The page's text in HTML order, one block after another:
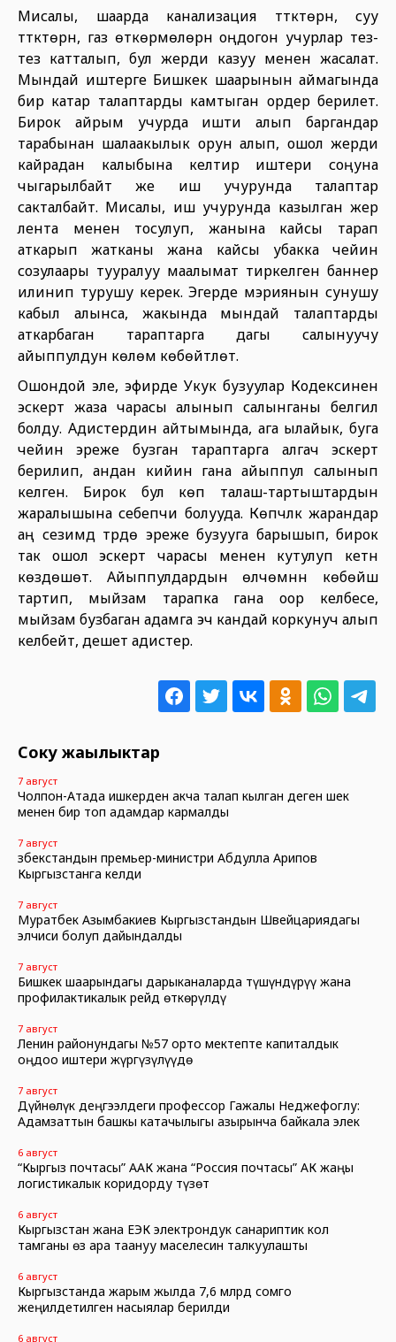
Мисалы, шаарда канализация түтүктөрүн, суу
түтүктөрүн, газ өткөрмөлөрүн оңдогон учурлар тез-
тез катталып, бул жерди казуу менен жасалат.
Мындай иштерге Бишкек шаарынын аймагында
бир катар талаптарды камтыган ордер берилет.
Бирок айрым учурда ишти алып баргандар
тарабынан шалаакылык орун алып, ошол жерди
кайрадан калыбына келтирүү иштери соңуна
чыгарылбайт же иш учурунда талаптар
сакталбайт. Мисалы, иш учурунда казылган жер
лента менен тосулуп, жанына кайсы тарап
аткарып жатканы жана кайсы убакка чейин
созулаары тууралуу маалымат тиркелген баннер
илинип турушу керек. Эгерде мэриянын сунушу
кабыл алынса, жакында мындай талаптарды
аткарбаган тараптарга дагы салынуучу
айыппулдун көлөмү көбөйтүлөт.
Ошондой эле, эфирде Укук бузуулар Кодексинен
эскертүү жаза чарасы алынып салынганы белгилүү
болду. Адистердин айтымында, ага ылайык, буга
чейин эреже бузган тараптарга алгач эскертүү
берилип, андан кийин гана айыппул салынып
келген. Бирок бул көп талаш-тартыштардын
жаралышына себепчи болууда. Көпчүлүк жарандар
аң сезимдүү түрдө эреже бузууга барышып, бирок
так ошол эскертүү чарасы менен кутулуп кетүүнү
көздөшөт. Айыппулдардын өлчөмүнүн көбөйүшү
тартип, мыйзам тарапка гана оор келбесе,
мыйзам бузбаган адамга эч кандай коркунуч алып
келбейт, дешет адистер.
Соңку жаңылыктар
7 август
Чолпон-Атада ишкерден акча талап кылган деген шек
менен бир топ адамдар кармалды
7 август
Өзбекстандын премьер-министри Абдулла Арипов
Кыргызстанга келди
7 август
Муратбек Азымбакиев Кыргызстандын Швейцариядагы
элчиси болуп дайындалды
7 август
Бишкек шаарындагы дарыканаларда түшүндүрүү жана
профилактикалык рейд өткөрүлдү
7 август
Ленин районундагы №57 орто мектепте капиталдык
оңдоо иштери жүргүзүлүүдө
7 август
Дүйнөлүк деңгээлдеги профессор Гажалы Неджефоглу:
Адамзаттын башкы катачылыгы азырынча байкала элек
6 август
“Кыргыз почтасы” ААК жана “Россия почтасы” АК жаңы
логистикалык коридорду түзөт
6 август
Кыргызстан жана ЕЭК электрондук санариптик кол
тамганы өз ара таануу маселесин талкуулашты
6 август
Кыргызстанда жарым жылда 7,6 млрд сомго
жеңилдетилген насыялар берилди
6 август